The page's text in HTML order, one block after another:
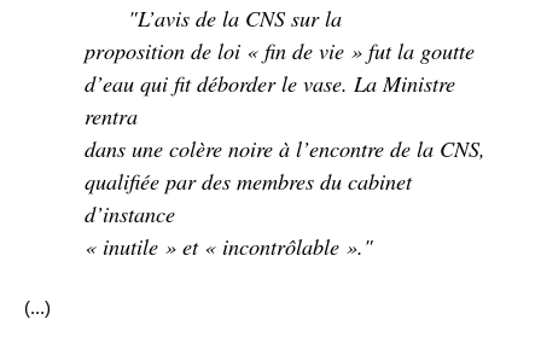
"L’avis de la CNS sur la
proposition de loi « fin de vie » fut la goutte
d’eau qui fit déborder le vase. La Ministre
rentra
dans une colère noire à l’encontre de la CNS,
qualifiée par des membres du cabinet
d’instance
« inutile » et « incontrôlable »."
(...)